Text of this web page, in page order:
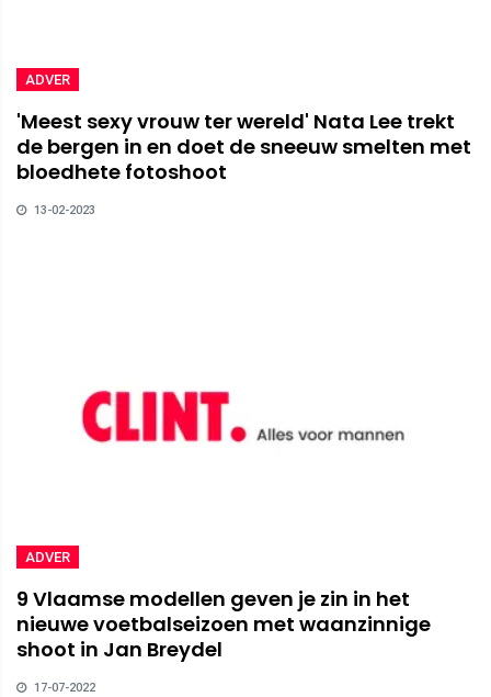
ADVER
'Meest sexy vrouw ter wereld' Nata Lee trekt
de bergen in en doet de sneeuw smelten met
bloedhete fotoshoot
13-02-2023
ADVER
9 Vlaamse modellen geven je zin in het
nieuwe voetbalseizoen met waanzinnige
shoot in Jan Breydel
17-07-2022